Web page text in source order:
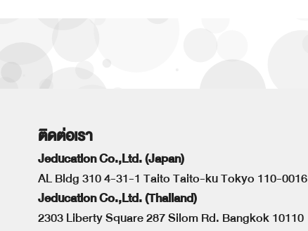
ติดต่อเรา
Jeducation Co.,Ltd. (Japan)
AL Bldg 310 4-31-1 Taito Taito-ku Tokyo 110-0016
Jeducation Co.,Ltd. (Thailand)
2303 Liberty Square 287 Silom Rd. Bangkok 10110